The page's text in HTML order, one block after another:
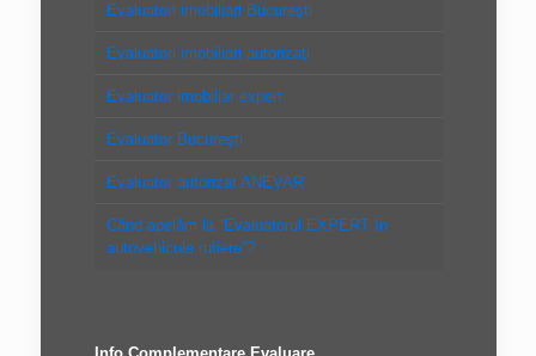
Evaluatori imobiliari Bucureşti
Evaluatori imobiliari autorizaţi
Evaluator imobiliar expert
Evaluator Bucureşti
Evaluator autorizat ANEVAR
Când apelăm la “Evaluatorul EXPERT în
autovehicule rutiere”?